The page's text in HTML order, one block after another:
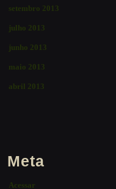
setembro 2013
julho 2013
junho 2013
maio 2013
abril 2013
Meta
Acessar